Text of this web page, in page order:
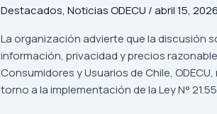
Destacados, Noticias ODECU /abril 15, 2026
La organización advierte que la discusión
información, privacidad y precios
Consumidores y Usuarios de Chile,
torno a la implementación de la Ley N°